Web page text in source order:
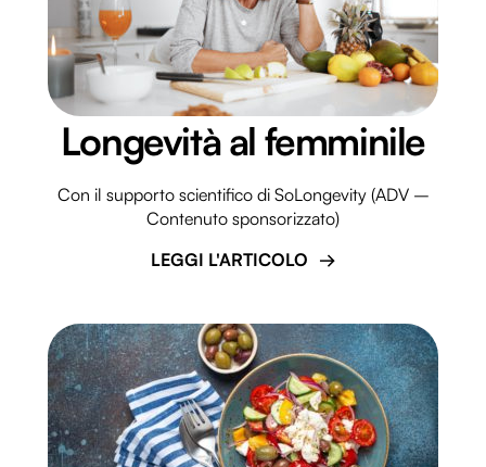
Longevità al femminile
Con il supporto scientifico di SoLongevity (ADV –
Contenuto sponsorizzato)
LEGGI L'ARTICOLO